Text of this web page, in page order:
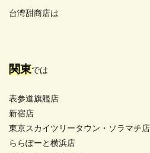
台湾甜商店は
関東では
表参道旗艦店
新宿店
東京スカイツリータウン・ソラマチ店
ららぽーと横浜店